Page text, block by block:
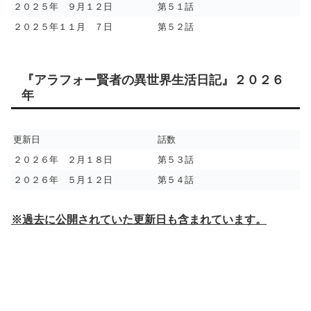
２０２５年 ９月１２日
第５１話
２０２５年１１月 ７日
第５２話
『アラフォー賢者の異世界生活日記』２０２６
年
更新日
話数
２０２６年 ２月１８日
第５３話
２０２６年 ５月１２日
第５４話
※過去に公開されていた更新日も含まれています。